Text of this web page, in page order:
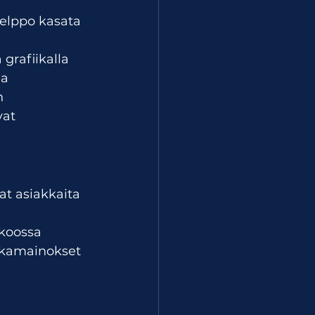
kasata
grafiikalla
asiakkaita